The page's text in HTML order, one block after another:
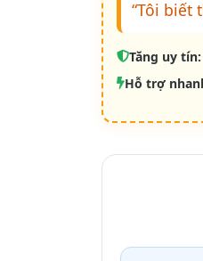
“Tôi biết
Tăng uy tín:
Hỗ trợ